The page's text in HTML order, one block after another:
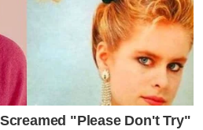
"Please Don't Try"